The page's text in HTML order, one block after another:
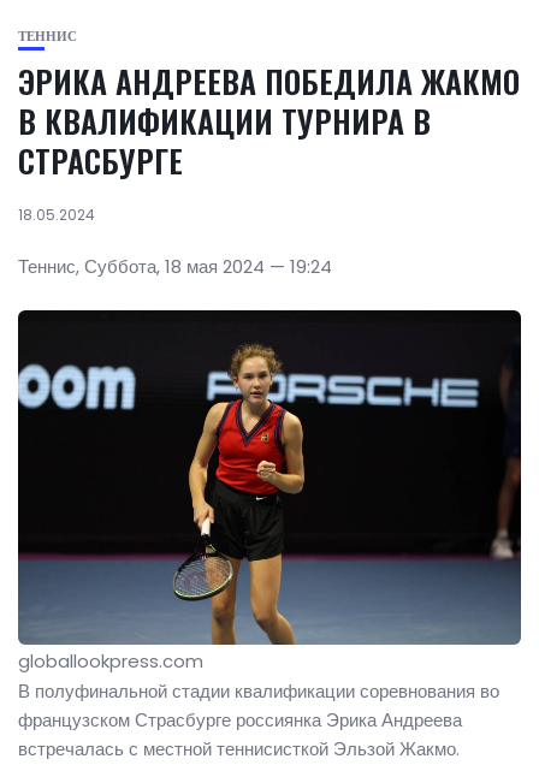
ТЕННИС
ЭРИКА АНДРЕЕВА ПОБЕДИЛА ЖАКМО
В КВАЛИФИКАЦИИ ТУРНИРА В
СТРАСБУРГЕ
18.05.2024
Теннис, Суббота, 18 мая 2024 — 19:24
globallookpress.com
В полуфинальной стадии квалификации соревнования во
французском Страсбурге россиянка Эрика Андреева
встречалась с местной теннисисткой Эльзой Жакмо.